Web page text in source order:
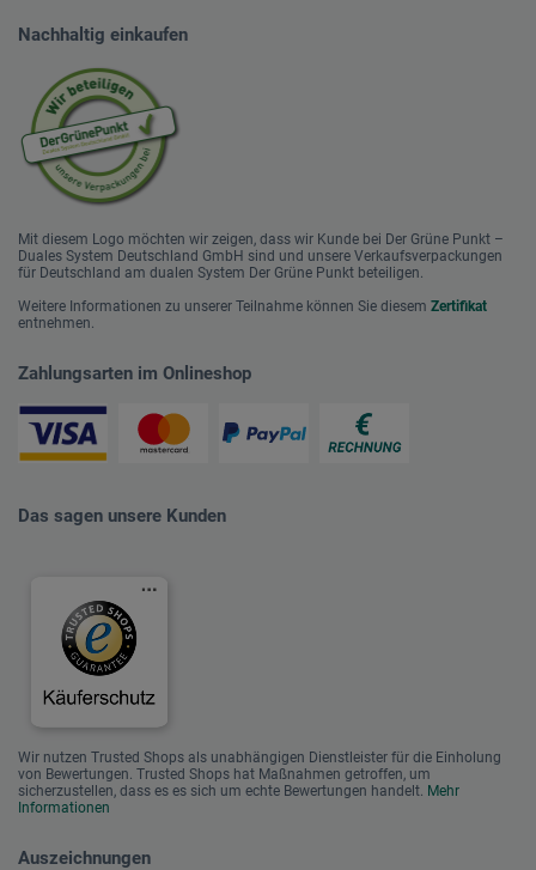
Nachhaltig einkaufen
Mit diesem Logo möchten wir zeigen, dass wir Kunde bei Der Grüne Punkt –
Duales System Deutschland GmbH sind und unsere Verkaufsverpackungen
für Deutschland am dualen System Der Grüne Punkt beteiligen.
Weitere Informationen zu unserer Teilnahme können Sie diesem Zertifikat
entnehmen.
Zahlungsarten im Onlineshop
Das sagen unsere Kunden
Wir nutzen Trusted Shops als unabhängigen Dienstleister für die Einholung
von Bewertungen. Trusted Shops hat Maßnahmen getroffen, um
sicherzustellen, dass es es sich um echte Bewertungen handelt. Mehr
Informationen
Auszeichnungen